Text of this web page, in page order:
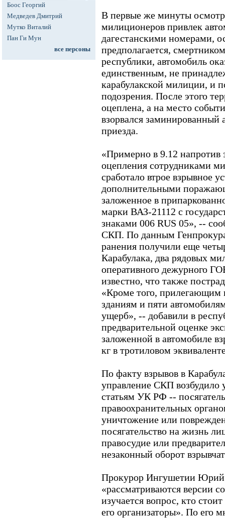
Боос Георгий
Медведев Дмитрий
Мутко Виталий
Пан Ги Мун
все персоны
В первые же минуты
милиционеров привлек
дагестанскими номерами,
предполагается,
республики, автомобиль
единственным, не
карабулакской милиции, и
подозрения. После этого
оцеплена, а на место
взорвался заминированный
приезда.
«Примерно в 9.12
оцепления сотрудниками
сработало втрое взрывное
дополнительными
заложенное в
марки ВАЗ-21112 с
знаками 006 RUS 05», --
СКП. По данным
ранения получили еще
Карабулака, два рядовых
оперативного дежурного
известно, что также
«Кроме того, прилегающим
зданиям и пяти
ущерб», -- добавили в
предварительной оценке
заложенной в автомобиле
кг в тротиловом
По факту взрывов в
управление СКП возбудило
статьям УК РФ --
правоохранительных
уничтожение или
посягательство на жизнь
правосудие или
незаконный оборот
Прокурор Ингушетии Юрий
«рассматриваются версии
изучается вопрос, кто
его организаторы». По его